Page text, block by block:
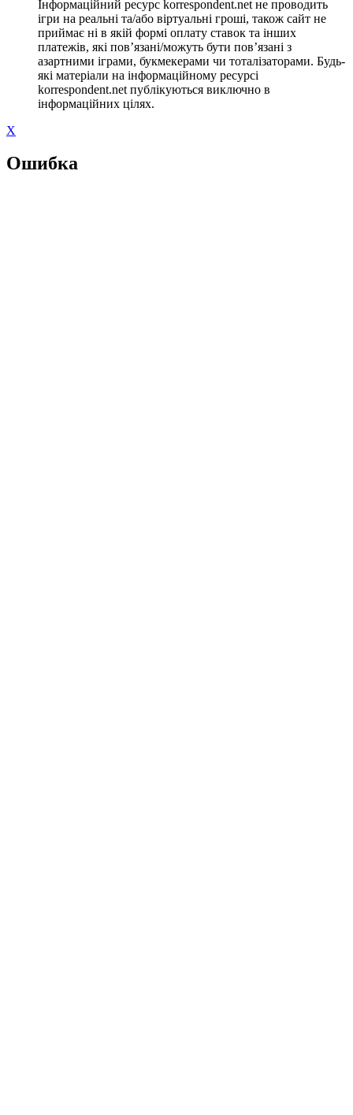
Інформаційний ресурс korrespondent.net не проводить
ігри на реальні та/або віртуальні гроші, також сайт не
приймає ні в якій формі оплату ставок та інших
платежів, які пов’язані/можуть бути пов’язані з
азартними іграми, букмекерами чи тоталізаторами. Будь-
які матеріали на інформаційному ресурсі
korrespondent.net публікуються виключно в
інформаційних цілях.
X
Ошибка